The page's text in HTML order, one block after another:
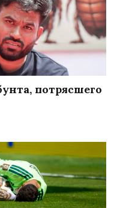
потрясшего